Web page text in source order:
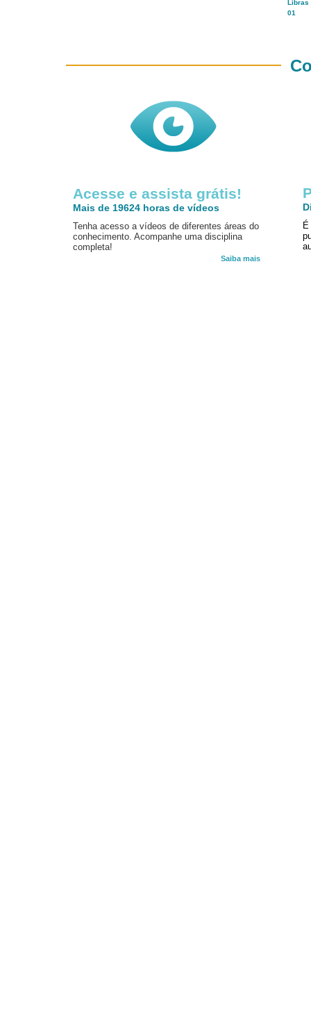
Libras
01
Acesse e assista grátis!
Mais de 19624 horas de vídeos
Tenha acesso a vídeos de diferentes áreas do
conhecimento. Acompanhe uma disciplina
completa!
Saiba mais